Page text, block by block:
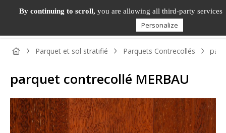
Parquet et sol stratifié Parquets Contrecollés
parquet contrecollé MERBAU
By continuing to scroll, you are allowing all third-party services
Personalize